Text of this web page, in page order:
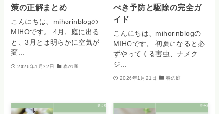
策の正解まとめ
こんにちは、mihorinblogの
MIHOです。 4月。庭に出る
と、3月とは明らかに空気が
変...
2026年1月22日 春の庭
べき予防と駆除の完全ガ
イド
こんにちは、mihorinblogの
MIHOです。 初夏になると必
ずやってくる害虫、ナメク
ジ...
2026年1月21日 春の庭